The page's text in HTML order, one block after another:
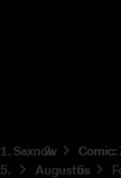
Saxnow Co­mic:
Augustus